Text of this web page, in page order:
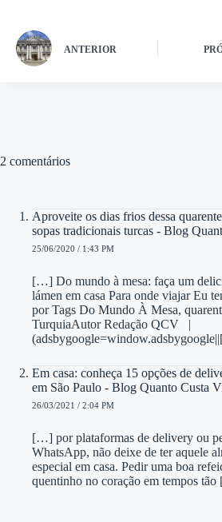
ANTERIOR
2 comentários
Aproveite os dias frios dessa
sopas tradicionais turcas - Blog
25/06/2020 / 1:43 PM
[…] Do mundo à mesa: faça um
lámen em casa Para onde viajar Eu
por Tags Do Mundo À Mesa,
TurquiaAutor Redação QCV |
Em casa: conheça 15 opções de
em São Paulo - Blog Quanto Custa
26/03/2021 / 2:04 PM
[…] por plataformas de delivery ou
WhatsApp, não deixe de ter aquele
especial em casa. Pedir uma boa
quentinho no coração em tempos